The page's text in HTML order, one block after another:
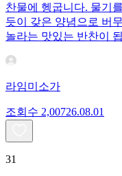
찬물에 헹굽니다. 물기
듯이 갖은 양념으로 버
놀라는 맛있는 반찬이
라임미소가
조회수 2,00726.08.01
31